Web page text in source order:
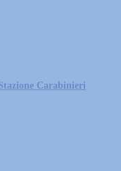
Carabinieri